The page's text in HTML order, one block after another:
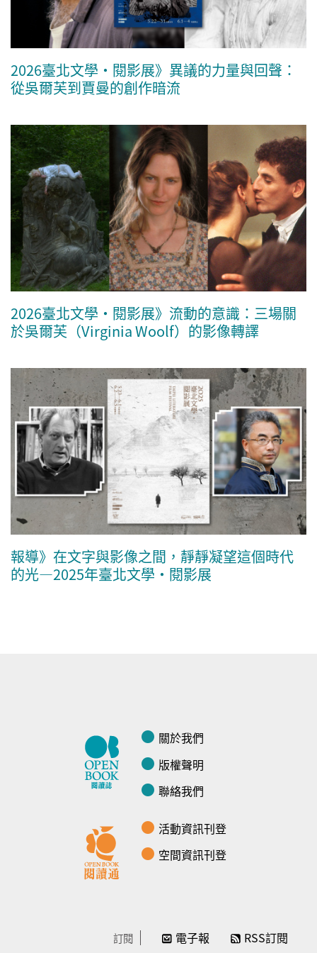
2026臺北文學・閱影展》異議的力量與回聲：
從吳爾芙到賈曼的創作暗流
2026臺北文學・閱影展》流動的意識：三場關
於吳爾芙（Virginia Woolf）的影像轉譯
報導》在文字與影像之間，靜靜凝望這個時代
的光—2025年臺北文學・閱影展
關於我們
版權聲明
聯絡我們
活動資訊刊登
空間資訊刊登
訂閱 電子報 RSS訂閱